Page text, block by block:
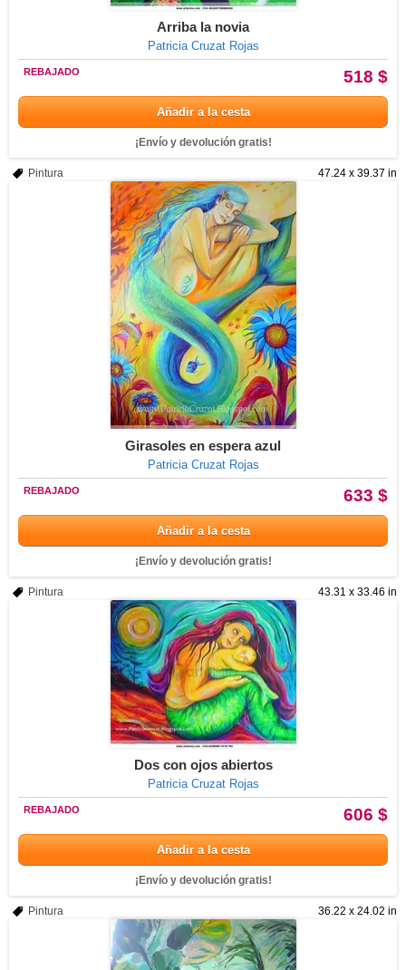
Arriba la novia
Patricia Cruzat Rojas
518 $
REBAJADO
Añadir a la cesta
¡Envío y devolución gratis!
47.24 x 39.37 in
Pintura
Girasoles en espera azul
Patricia Cruzat Rojas
633 $
REBAJADO
Añadir a la cesta
¡Envío y devolución gratis!
43.31 x 33.46 in
Pintura
Dos con ojos abiertos
Patricia Cruzat Rojas
606 $
REBAJADO
Añadir a la cesta
¡Envío y devolución gratis!
36.22 x 24.02 in
Pintura